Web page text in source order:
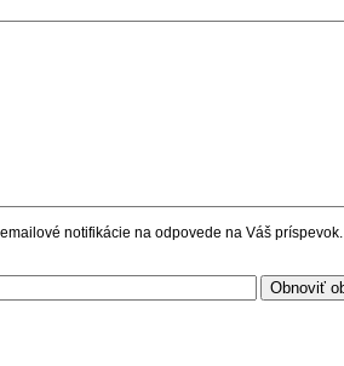
notifikácie na odpovede na Váš príspevok.